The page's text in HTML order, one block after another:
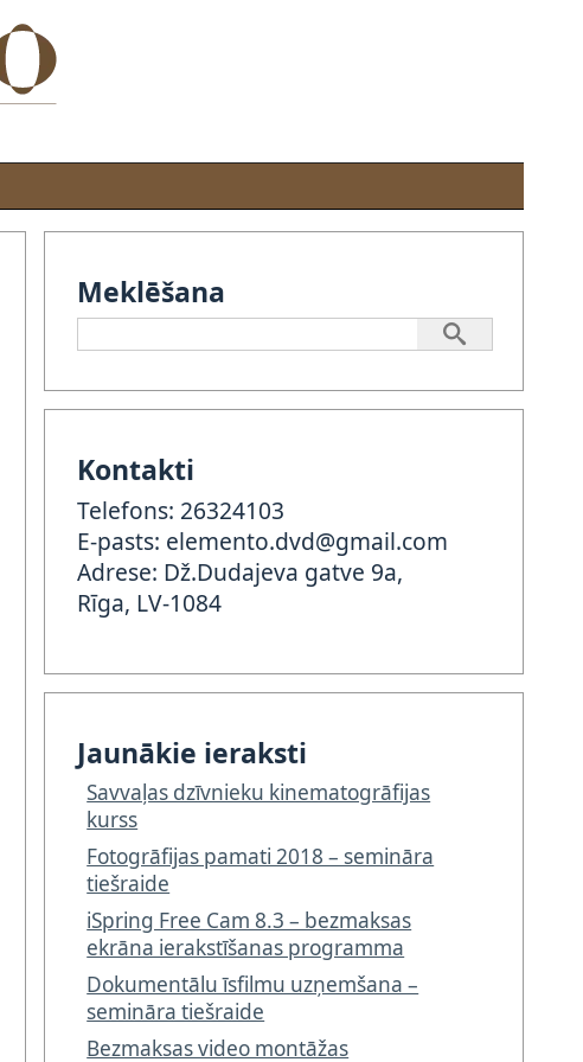
Meklēšana
Kontakti
Telefons: 26324103
E-pasts: elemento.dvd@gmail.com
Adrese: Dž.Dudajeva gatve 9a,
Rīga, LV-1084
Jaunākie ieraksti
Savvaļas dzīvnieku kinematogrāfijas
kurss
Fotogrāfijas pamati 2018 – semināra
tiešraide
iSpring Free Cam 8.3 – bezmaksas
ekrāna ierakstīšanas programma
Dokumentālu īsfilmu uzņemšana –
semināra tiešraide
Bezmaksas video montāžas